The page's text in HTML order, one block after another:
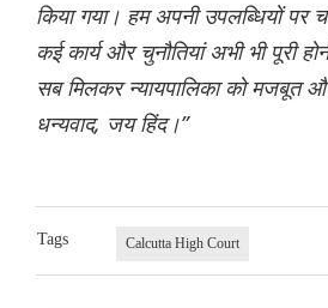
किया गया। हम अपनी उपलब्धियों पर
कई कार्य और चुनौतियां अभी भी पूरी
सब मिलकर न्यायपालिका को मजबूत
धन्यवाद, जय हिंद।”
Tags Calcutta High Court